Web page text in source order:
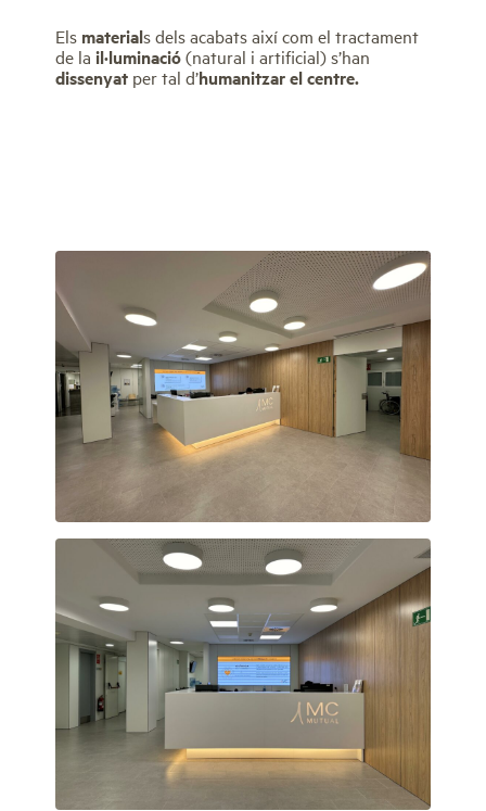
Elsmaterials dels acabats així com el tractament
de la il·luminació(natural i artificial) s’han
dissenyatper tal d’humanitzar el centre.
Recepció Clínica